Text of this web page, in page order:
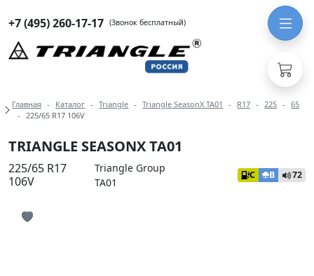
+7 (495) 260-17-17 (Звонок бесплатный)
Навигация по разделам модели
Главная Каталог Triangle Triangle SeasonX TA01 R17 225
65
225/65 R17 106V
TRIANGLE SEASONX TA01
225/65 R17
106V
Triangle Group
TA01
C B 72